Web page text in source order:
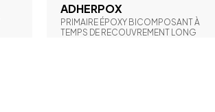
ADHERPOX
PRIMAIRE ÉPOXY BICOMPOSANT À
TEMPS DE RECOUVREMENT LONG